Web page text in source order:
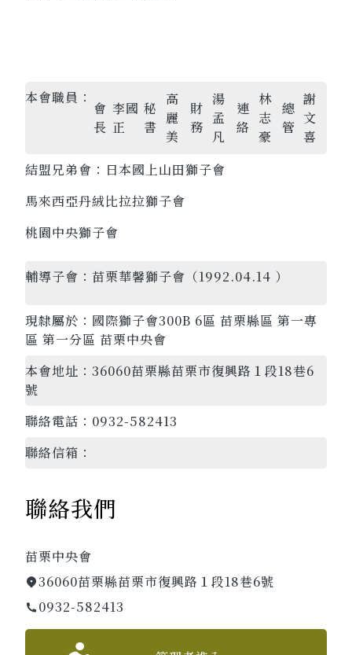
本會職員：
會
長
李國
正
秘
書
高
麗
美
財
務
湯
孟
凡
連
絡
林
志
豪
總
管
謝
文
喜
結盟兄弟會： 日本國上山田獅子會
馬來西亞丹絨比拉拉獅子會
桃園中央獅子會
輔導子會： 苗栗華馨獅子會（1992.04.14 ）
現隸屬於： 國際獅子會300B 6區 苗栗縣區 第一專
區 第一分區 苗栗中央會
本會地址： 36060苗栗縣苗栗市復興路１段18巷6
號
聯絡電話： 0932-582413
聯絡信箱：
聯絡我們
苗栗中央會
36060苗栗縣苗栗市復興路１段18巷6號
0932-582413